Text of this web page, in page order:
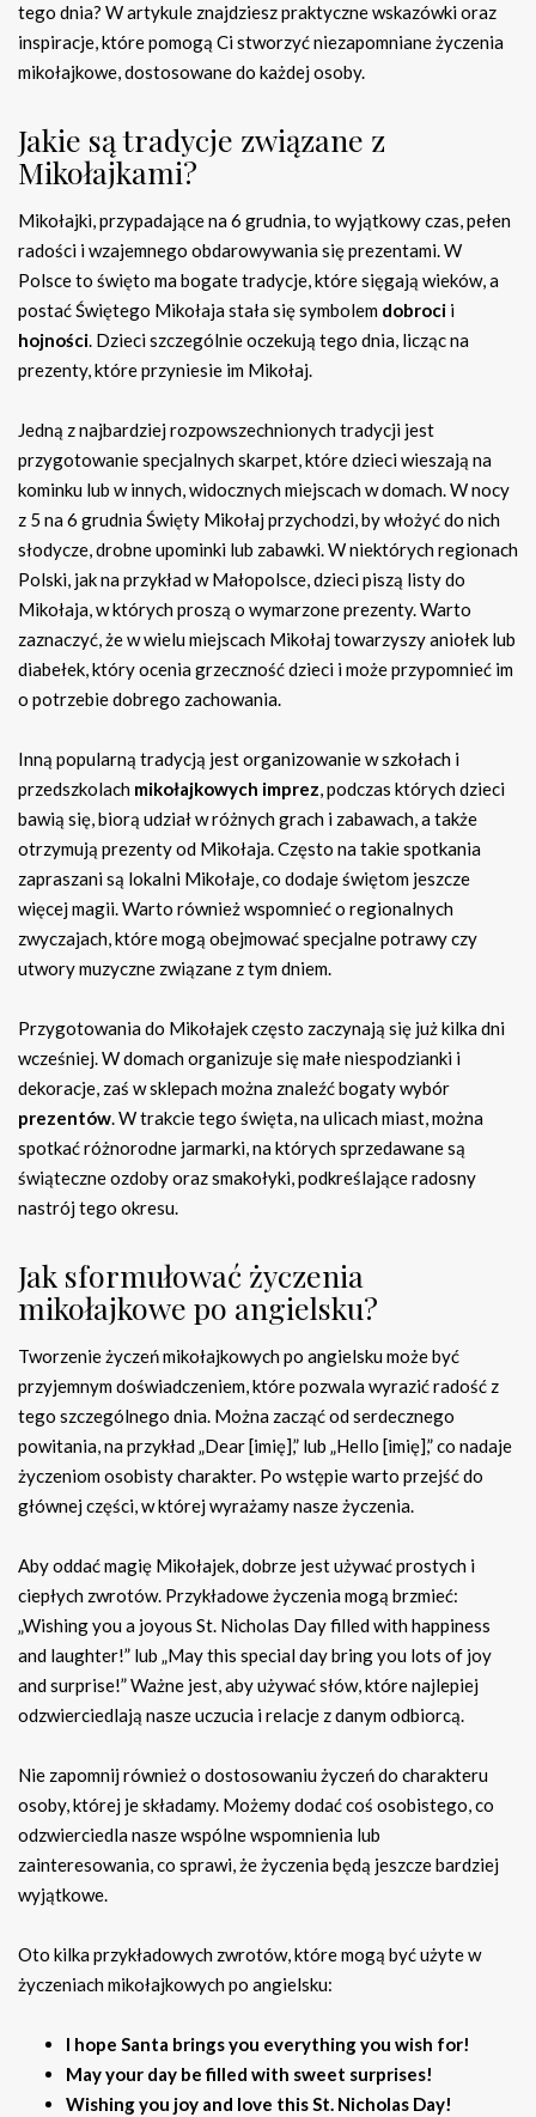
tego dnia? W artykule znajdziesz praktyczne wskazówki oraz
inspiracje, które pomogą Ci stworzyć niezapomniane życzenia
mikołajkowe, dostosowane do każdej osoby.
Jakie są tradycje związane z
Mikołajkami?
Mikołajki, przypadające na 6 grudnia, to wyjątkowy czas, pełen
radości i wzajemnego obdarowywania się prezentami. W
Polsce to święto ma bogate tradycje, które sięgają wieków, a
postać Świętego Mikołaja stała się symbolem dobroci i
hojności. Dzieci szczególnie oczekują tego dnia, licząc na
prezenty, które przyniesie im Mikołaj.
Jedną z najbardziej rozpowszechnionych tradycji jest
przygotowanie specjalnych skarpet, które dzieci wieszają na
kominku lub w innych, widocznych miejscach w domach. W nocy
z 5 na 6 grudnia Święty Mikołaj przychodzi, by włożyć do nich
słodycze, drobne upominki lub zabawki. W niektórych regionach
Polski, jak na przykład w Małopolsce, dzieci piszą listy do
Mikołaja, w których proszą o wymarzone prezenty. Warto
zaznaczyć, że w wielu miejscach Mikołaj towarzyszy aniołek lub
diabełek, który ocenia grzeczność dzieci i może przypomnieć im
o potrzebie dobrego zachowania.
Inną popularną tradycją jest organizowanie w szkołach i
przedszkolach mikołajkowych imprez, podczas których dzieci
bawią się, biorą udział w różnych grach i zabawach, a także
otrzymują prezenty od Mikołaja. Często na takie spotkania
zapraszani są lokalni Mikołaje, co dodaje świętom jeszcze
więcej magii. Warto również wspomnieć o regionalnych
zwyczajach, które mogą obejmować specjalne potrawy czy
utwory muzyczne związane z tym dniem.
Przygotowania do Mikołajek często zaczynają się już kilka dni
wcześniej. W domach organizuje się małe niespodzianki i
dekoracje, zaś w sklepach można znaleźć bogaty wybór
prezentów. W trakcie tego święta, na ulicach miast, można
spotkać różnorodne jarmarki, na których sprzedawane są
świąteczne ozdoby oraz smakołyki, podkreślające radosny
nastrój tego okresu.
Jak sformułować życzenia
mikołajkowe po angielsku?
Tworzenie życzeń mikołajkowych po angielsku może być
przyjemnym doświadczeniem, które pozwala wyrazić radość z
tego szczególnego dnia. Można zacząć od serdecznego
powitania, na przykład „Dear [imię],” lub „Hello [imię],” co nadaje
życzeniom osobisty charakter. Po wstępie warto przejść do
głównej części, w której wyrażamy nasze życzenia.
Aby oddać magię Mikołajek, dobrze jest używać prostych i
ciepłych zwrotów. Przykładowe życzenia mogą brzmieć:
„Wishing you a joyous St. Nicholas Day filled with happiness
and laughter!” lub „May this special day bring you lots of joy
and surprise!” Ważne jest, aby używać słów, które najlepiej
odzwierciedlają nasze uczucia i relacje z danym odbiorcą.
Nie zapomnij również o dostosowaniu życzeń do charakteru
osoby, której je składamy. Możemy dodać coś osobistego, co
odzwierciedla nasze wspólne wspomnienia lub
zainteresowania, co sprawi, że życzenia będą jeszcze bardziej
wyjątkowe.
Oto kilka przykładowych zwrotów, które mogą być użyte w
życzeniach mikołajkowych po angielsku:
I hope Santa brings you everything you wish for!
May your day be filled with sweet surprises!
Wishing you joy and love this St. Nicholas Day!